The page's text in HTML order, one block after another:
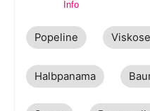
Info
Popeline
Halbpanama